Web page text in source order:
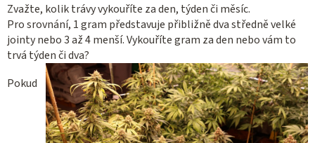
Zvažte, kolik trávy vykouříte za den, týden či měsíc.
Pro srovnání, 1 gram představuje přibližně dva středně velké
jointy nebo 3 až 4 menší. Vykouříte gram za den nebo vám to
trvá týden či dva?
Pokud